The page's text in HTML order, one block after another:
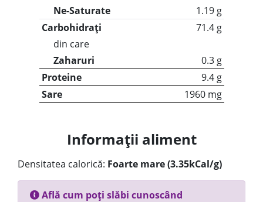
Ne-Saturate
1.19 g
Carbohidrați
71.4 g
din care
Zaharuri
0.3 g
Proteine
9.4 g
Sare
1960 mg
Informații aliment
Densitatea calorică: Foarte mare (3.35kCal/g)
Află cum poți slăbi cunoscând